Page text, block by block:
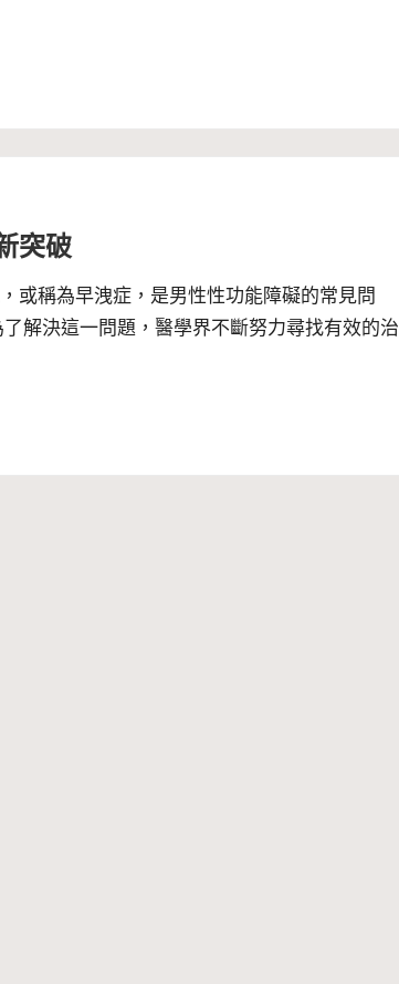
突破
或稱為早洩症，是男性性功能障礙的常見問
解決這一問題，醫學界不斷努力尋找有效的治